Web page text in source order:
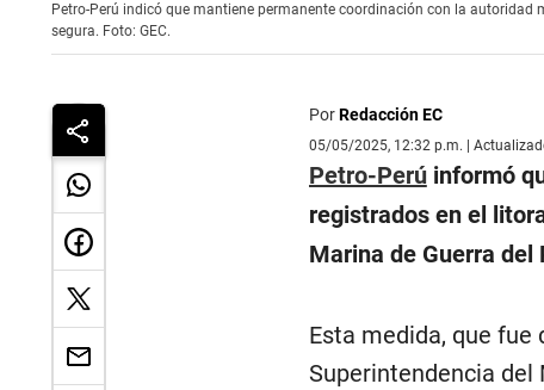
Petro-Perú indicó que mantiene permanente coordinación con la
segura. Foto: GEC.
PorRedacción EC
05/05/2025, 12:32 p.m. |
Petro-Perúinformó
registrados en el
Marina de Guerra
Esta medida, que
Superintendencia del